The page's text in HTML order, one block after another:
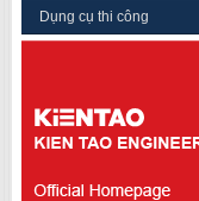
Dụng cụ thi công